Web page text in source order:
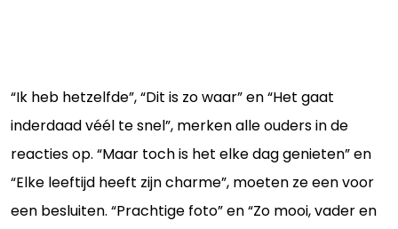
“Ik heb hetzelfde”, “Dit is zo waar” en “Het gaat
inderdaad véél te snel”, merken alle ouders in de
reacties op. “Maar toch is het elke dag genieten” en
“Elke leeftijd heeft zijn charme”, moeten ze een voor
een besluiten. “Prachtige foto” en “Zo mooi, vader en